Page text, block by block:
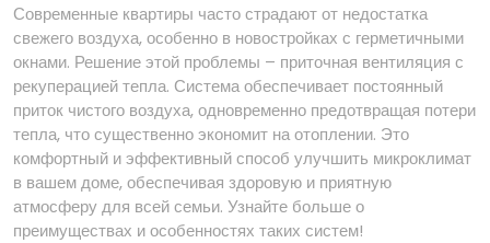
Современные квартиры часто страдают от недостатка
свежего воздуха, особенно в новостройках с герметичными
окнами. Решение этой проблемы – приточная вентиляция с
рекуперацией тепла. Система обеспечивает постоянный
приток чистого воздуха, одновременно предотвращая потери
тепла, что существенно экономит на отоплении. Это
комфортный и эффективный способ улучшить микроклимат
в вашем доме, обеспечивая здоровую и приятную
атмосферу для всей семьи. Узнайте больше о
преимуществах и особенностях таких систем!